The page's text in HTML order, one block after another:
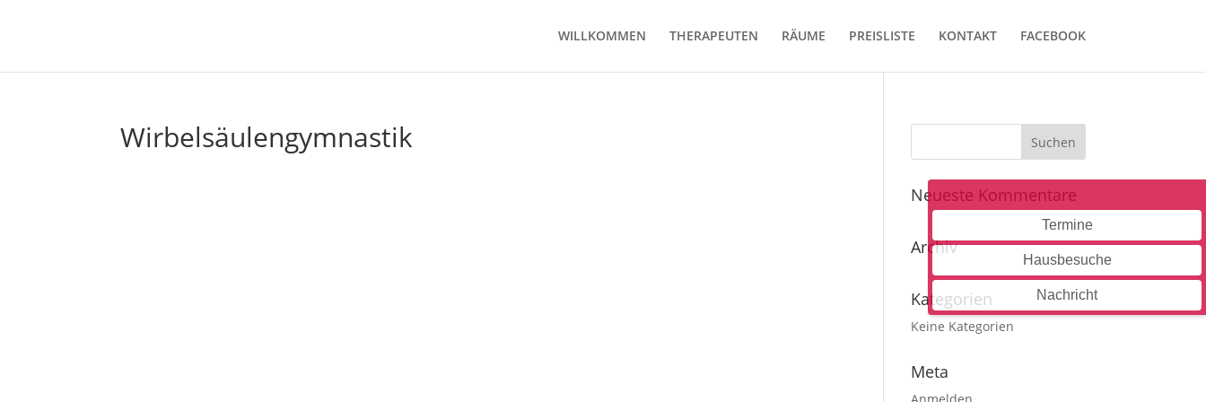
Termine
Hausbesuche
Nachricht
WILLKOMMEN THERAPEUTEN RÄUME PREISLISTE KONTAKT FACEBOOK
Wirbelsäulengymnastik
Neueste Kommentare
Archiv
Kategorien
Keine Kategorien
Meta